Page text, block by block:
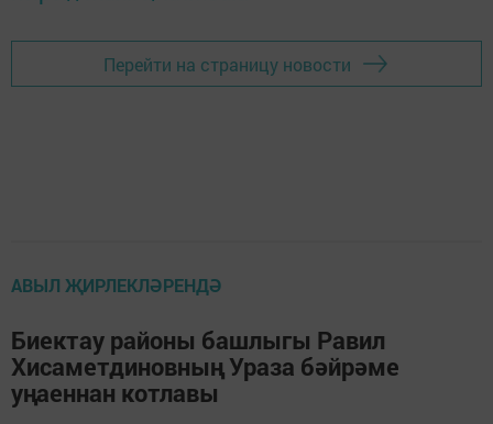
Перейти на страницу новости
АВЫЛ ҖИРЛЕКЛӘРЕНДӘ
Биектау районы башлыгы Равил
Хисаметдиновның Ураза бәйрәме
уңаеннан котлавы